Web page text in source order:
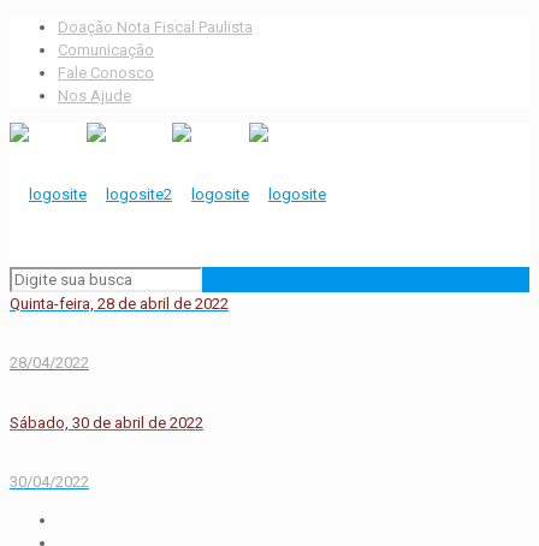
Doação Nota Fiscal Paulista
Comunicação
Fale Conosco
Nos Ajude
Quinta-feira, 28 de abril de 2022
28/04/2022
Sábado, 30 de abril de 2022
30/04/2022